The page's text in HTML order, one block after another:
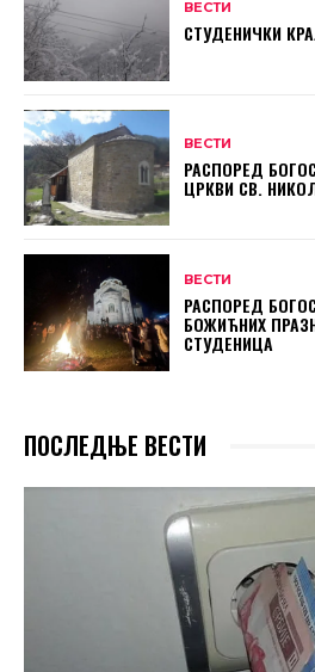
ВЕСТИ
СТУДЕНИЧКИ
ВЕСТИ
РАСПОРЕД
ЦРКВИ СВ.
ВЕСТИ
РАСПОРЕД
БОЖИЋНИХ
СТУДЕНИЦА
ПОСЛЕДЊЕ ВЕСТИ